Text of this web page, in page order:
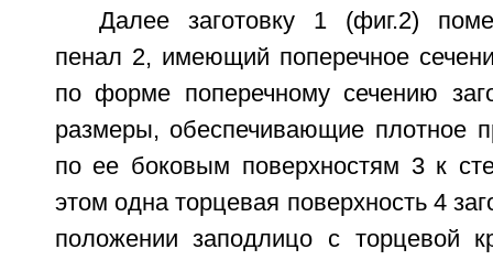
Далее заготовку 1 (фиг.2)
пенал 2, имеющий поперечное
по форме поперечному сечению
размеры, обеспечивающие плотное
по ее боковым поверхностям 3 к
этом одна торцевая поверхность 4
положении заподлицо с торцевой